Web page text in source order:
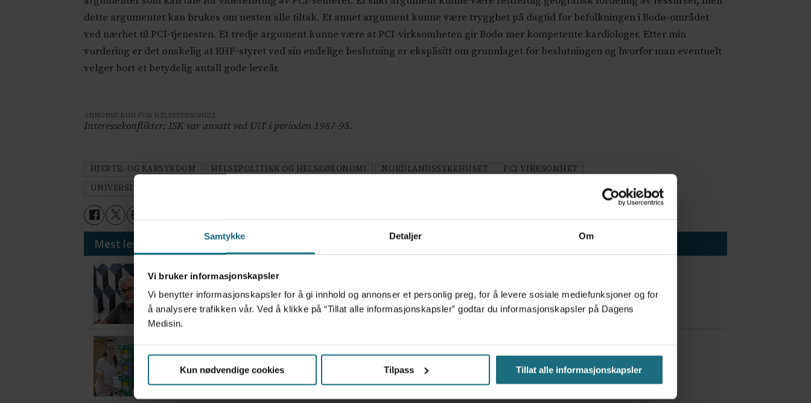
Samtykke Detaljer Om
Vi bruker informasjonskapsler
Vi benytter informasjonskapsler for å gi innhold og annonser et personlig preg, for å levere sosiale mediefunksjoner og for
å analysere trafikken vår. Ved å klikke på “Tillat alle informasjonskapsler” godtar du informasjonskapsler på Dagens
Medisin.
Kun nødvendige cookies Tilpass Tillat alle informasjonskapsler
dette argumentet kan brukes om nesten alle tiltak. Et annet argument kunne være trygghet på dagtid for befolkningen i Bodø-området
ved nærhet til PCI-tjenesten. Et tredje argument kunne være at PCI-virksomheten gir Bodø mer kompetente kardiologer. Etter min
vurdering er det ønskelig at RHF-styret ved sin endelige beslutning er eksplisitt om grunnlaget for beslutningen og hvorfor man eventuelt
velger bort et betydelig antall gode leveår.
ANNONSE KUN FOR HELSEPERSONELL
Interessekonflikter: ISK var ansatt ved UiT i perioden 1987-95.
HJERTE- OG KARSYKDOM HELSEPOLITIKK OG HELSEØKONOMI NORDLANDSSYKEHUSET
PCI VIRKSOMHET
UNIVERSITETSSYKEHUSET I NORD-NORGE
Mest lest siste syv dager:
Vi trenger en grunnlov for psykisk helsehjelp
4 dager siden
4 dager siden